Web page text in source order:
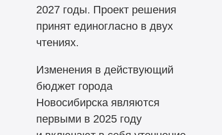
2027 годы. Проект решения
принят единогласно в двух
чтениях.
Изменения в действующий
бюджет города
Новосибирска являются
первыми в 2025 году